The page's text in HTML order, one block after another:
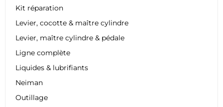
Kit réparation
Levier, cocotte & maître cylindre
Levier, maître cylindre & pédale
Ligne complète
Liquides & lubrifiants
Neiman
Outillage